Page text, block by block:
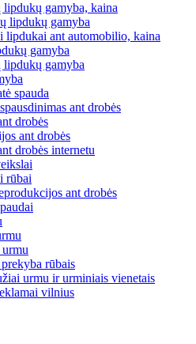
gamyba, kaina
lipdukų gamyba
lipdukai ant automobilio, kaina
gamyba
lipdukų gamyba
spauda
ant drobės
drobės
ant drobės
drobės internetu
rūbai
ant drobės
rūbais
urmu ir urminiais vienetais
vilnius